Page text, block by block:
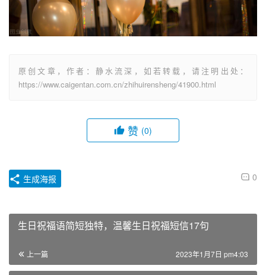
原创文章，作者：静水流深，如若转载，请注明出处：
https://www.caigentan.com.cn/zhihuirensheng/41900.html
赞 (0)
0
生成海报
生日祝福语简短独特，温馨生日祝福短信17句
上一篇 2023年1月7日 pm4:03